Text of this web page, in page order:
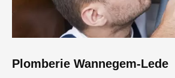
Plomberie Wannegem-Lede